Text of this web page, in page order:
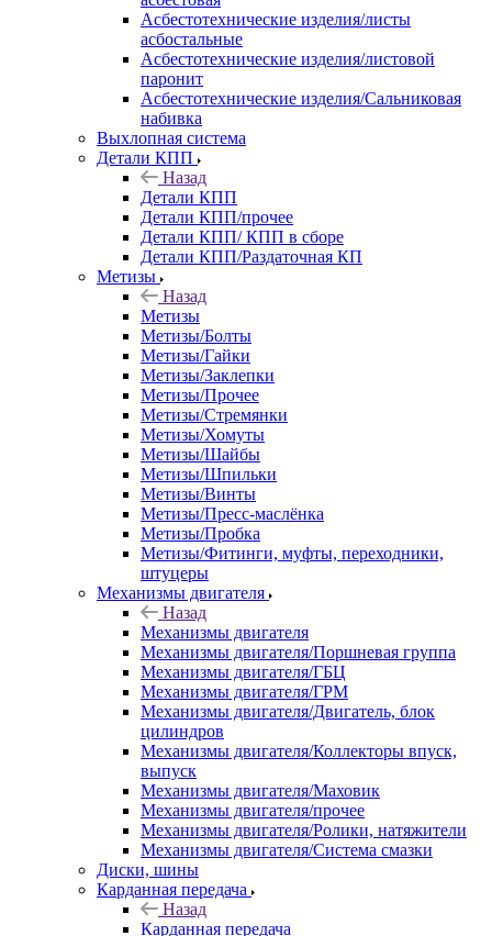
Асбестотехнические изделия/листы
асбостальные
Асбестотехнические изделия/листовой
паронит
Асбестотехнические изделия/Сальниковая
набивка
Выхлопная система
Детали КПП
Назад
Детали КПП
Детали КПП/прочее
Детали КПП/ КПП в сборе
Детали КПП/Раздаточная КП
Метизы
Назад
Метизы
Метизы/Болты
Метизы/Гайки
Метизы/Заклепки
Метизы/Прочее
Метизы/Стремянки
Метизы/Хомуты
Метизы/Шайбы
Метизы/Шпильки
Метизы/Винты
Метизы/Пресс-маслёнка
Метизы/Пробка
Метизы/Фитинги, муфты, переходники,
штуцеры
Механизмы двигателя
Назад
Механизмы двигателя
Механизмы двигателя/Поршневая группа
Механизмы двигателя/ГБЦ
Механизмы двигателя/ГРМ
Механизмы двигателя/Двигатель, блок
цилиндров
Механизмы двигателя/Коллекторы впуск,
выпуск
Механизмы двигателя/Маховик
Механизмы двигателя/прочее
Механизмы двигателя/Ролики, натяжители
Механизмы двигателя/Система смазки
Диски, шины
Карданная передача
Назад
Карданная передача